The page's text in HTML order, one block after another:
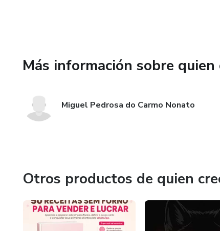
Más información sobre
Miguel Pedrosa do Carmo Nonato
Otros productos de quien